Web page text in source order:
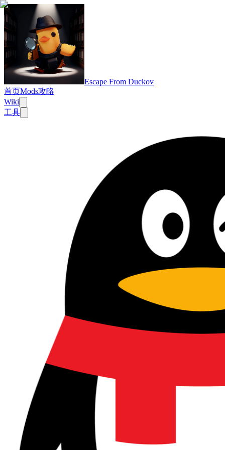
Escape From Duckov
首页Mods攻略
Wiki
工具